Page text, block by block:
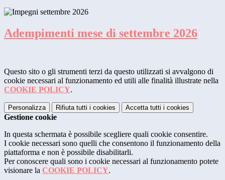
Adempimenti mese di settembre 2026
Questo sito o gli strumenti terzi da questo utilizzati si avvalgono di
cookie necessari al funzionamento ed utili alle finalità illustrate nella
COOKIE POLICY.
Personalizza Rifiuta tutti i cookies Accetta tutti i cookies
Gestione cookie
In questa schermata è possibile scegliere quali cookie consentire.
I cookie necessari sono quelli che consentono il funzionamento della
piattaforma e non è possibile disabilitarli.
Per conoscere quali sono i cookie necessari al funzionamento potete
visionare la COOKIE POLICY.